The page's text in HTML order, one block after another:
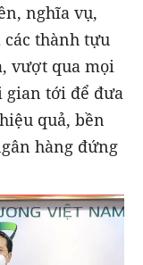
nghĩa vụ,
thành tựu
vượt qua mọi
gian tới để đưa
quả, bền
hàng đứng